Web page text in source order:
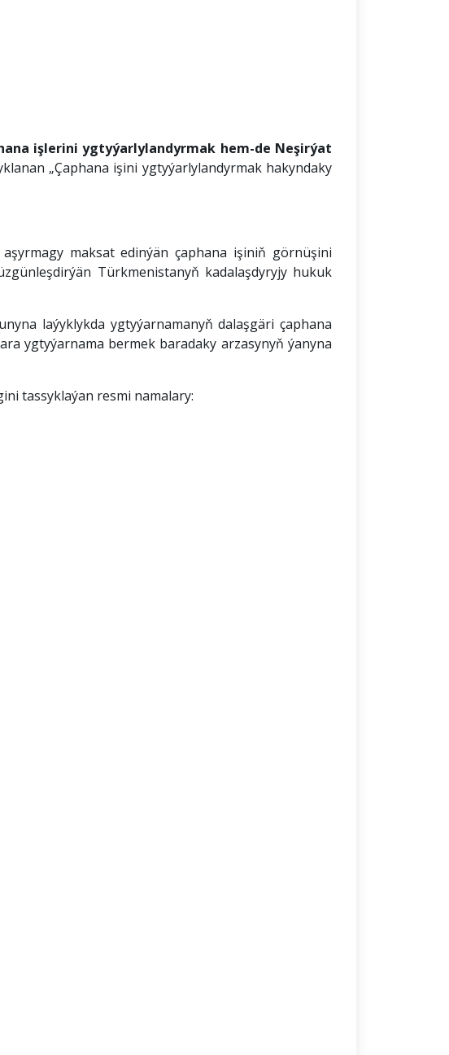
işlerini ygtyýarlylandyrmak hem-de Neşirýat
„Çaphana işini ygtyýarlylandyrmak hakyndaky
maksat edinýän çaphana işiniň görnüşini
Türkmenistanyň kadalaşdyryjy hukuk
laýyklykda ygtyýarnamanyň dalaşgäri çaphana
ygtyýarnama bermek baradaky arzasynyň ýanyna
tassyklaýan resmi namalary: